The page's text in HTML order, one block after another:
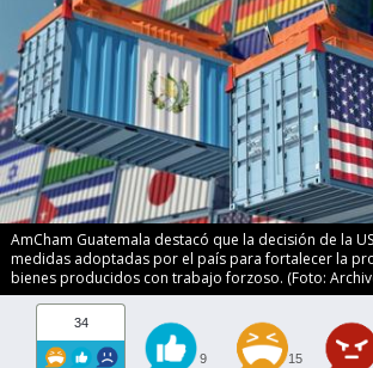
AmCham Guatemala destacó que la decisión de la
medidas adoptadas por el país para fortalecer la
bienes producidos con trabajo forzoso. (Foto:
34
9 15